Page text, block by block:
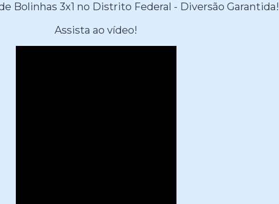
Bolinhas 3x1 no Distrito Federal - Diversão Garantida!
Assista ao vídeo!